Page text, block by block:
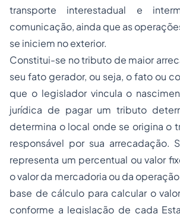
transporte interestadual e
comunicação, ainda que as
se iniciem no exterior.
Constitui-se no tributo de maior
seu fato gerador, ou seja, o fato ou
que o legislador vincula o
jurídica de pagar um tributo
determina o local onde se origina o
responsável por sua arrecadação.
representa um percentual ou valor
o valor da mercadoria ou da
base de cálculo para calcular o
conforme a legislação de cada